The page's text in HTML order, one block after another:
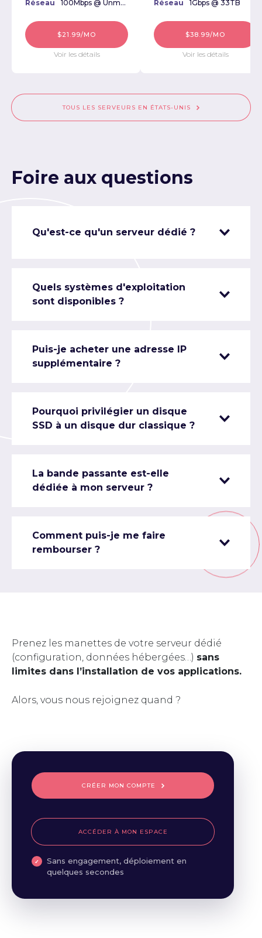
Réseau 100Mbps @ Unmetered
$21.99/MO
Voir les détails
Réseau 1Gbps @ 33TB
$38.99/MO
Voir les détails
TOUS LES SERVEURS EN ÉTATS-UNIS
Foire aux questions
Qu'est-ce qu'un serveur dédié ?
Quels systèmes d'exploitation
sont disponibles ?
Puis-je acheter une adresse IP
supplémentaire ?
Pourquoi privilégier un disque
SSD à un disque dur classique ?
La bande passante est-elle
dédiée à mon serveur ?
Comment puis-je me faire
rembourser ?
Prenez les manettes de votre serveur dédié
(configuration, données hébergées…) sans
limites dans l’installation de vos applications.
Alors, vous nous rejoignez quand ?
CRÉER MON COMPTE
ACCÉDER À MON ESPACE
Sans engagement, déploiement en
quelques secondes